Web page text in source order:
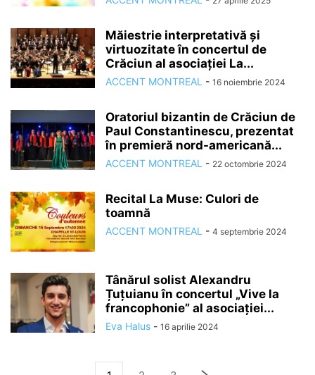
Măiestrie interpretativă și
virtuozitate în concertul de
Crăciun al asociației La...
ACCENT MONTREAL - 16 noiembrie 2024
Oratoriul bizantin de Crăciun de
Paul Constantinescu, prezentat
în premieră nord-americană...
ACCENT MONTREAL - 22 octombrie 2024
Recital La Muse: Culori de
toamnă
ACCENT MONTREAL - 4 septembrie 2024
Tânărul solist Alexandru
Țuțuianu în concertul „Vive la
francophonie” al asociației...
Eva Halus - 16 aprilie 2024